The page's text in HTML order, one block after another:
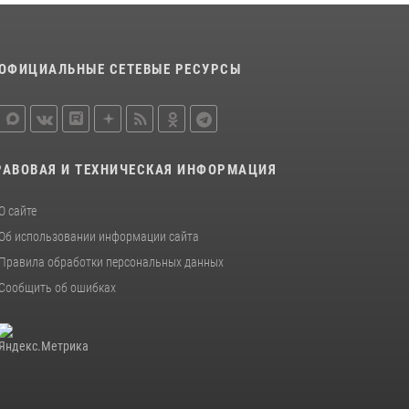
провели для воспитанников летнего лагеря
мастер-класс по тактической медицине
служебной деятельности сотрудников
полугодие 2026 года
СЕТЕВЫЕ РЕСУРСЫ
И ТЕХНИЧЕСКАЯ ИНФОРМАЦИЯ
О сайте
Об использовании информации сайта
Правила обработки персональных данных
Сообщить об ошибках